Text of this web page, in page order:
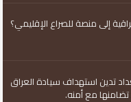
إلى منصة للصراع الإقليمي؟
تدين استهداف سيادة العراق
مع أمنه.